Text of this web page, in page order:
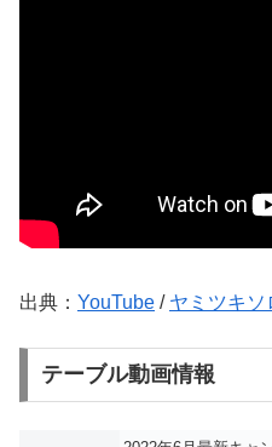
出典： YouTube / ヤミツキソ
テーブル動画情報